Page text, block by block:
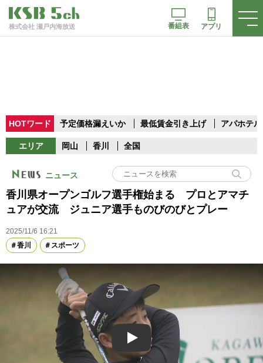
株式会社 瀬戸内海放送 番組表 アプリ
HOTワード 予定価格漏えいか 最低賃金引き上げ アパホテル
エリア 岡山 香川 全国
ニュース
香川県オープンゴルフ選手権始まる プロとアマチ
ュアが交流 ジュニア選手ものびのびとプレー
2025/11/6 16:21
香川
スポーツ
Play